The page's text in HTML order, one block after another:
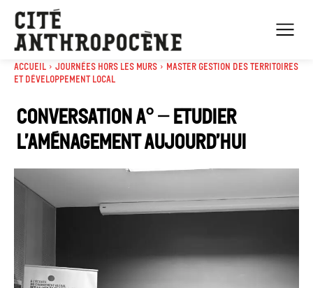
Accueil Journées Hors les murs
Master Gestion des territoires
et développement local
Conversation A° – Etudier
l’aménagement aujourd’hui